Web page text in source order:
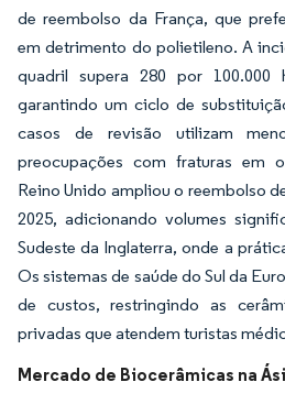
de reembolso da França, que
em detrimento do polietileno. A
quadril supera 280 por 100.000
garantindo um ciclo de
casos de revisão utilizam
preocupações com fraturas em
Reino Unido ampliou o reembolso
2025, adicionando volumes
Sudeste da Inglaterra, onde a
Os sistemas de saúde do Sul da
de custos, restringindo as
privadas que atendem turistas
Mercado de Biocerâmicas na